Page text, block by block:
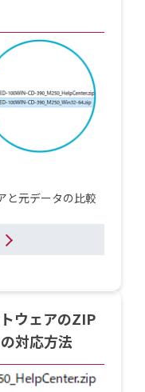
と元データの比較
ウェアのZIP
対応方法